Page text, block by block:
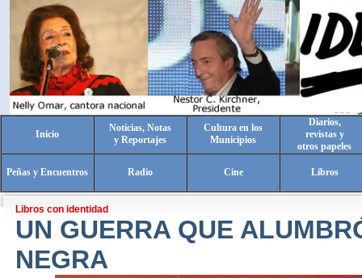
Inicio
Noticias, Notas
y Reportajes
Cultura en los
Municipios
Diarios,
revistas y
otros papeles
Peñas y Encuentros Radio Cine Libros
Libros con identidad
UN GUERRA QUE
NEGRA